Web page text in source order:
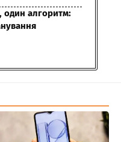
один алгоритм: